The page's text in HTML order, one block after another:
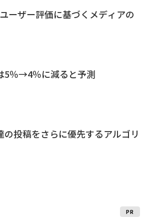
ーザー評価に基づくメディアの
5％→4％に減ると予測
投稿をさらに優先するアルゴリ
PR